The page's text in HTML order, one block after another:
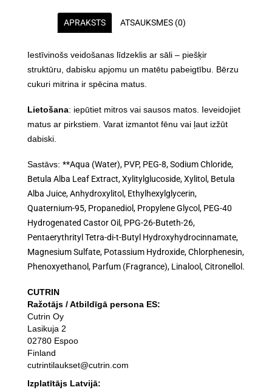
APRAKSTS ATSAUKSMES (0)
Iestīvinošs veidošanas līdzeklis ar sāli – piešķir
struktūru, dabisku apjomu un matētu pabeigtību. Bērzu
cukuri mitrina ir spēcina matus.
Lietošana: iepūtiet mitros vai sausos matos. Ieveidojiet
matus ar pirkstiem. Varat izmantot fēnu vai ļaut izžūt
dabiski.
Sastāvs: **Aqua (Water), PVP, PEG-8, Sodium Chloride,
Betula Alba Leaf Extract, Xylitylglucoside, Xylitol, Betula
Alba Juice, Anhydroxylitol, Ethylhexylglycerin,
Quaternium-95, Propanediol, Propylene Glycol, PEG-40
Hydrogenated Castor Oil, PPG-26-Buteth-26,
Pentaerythrityl Tetra-di-t-Butyl Hydroxyhydrocinnamate,
Magnesium Sulfate, Potassium Hydroxide, Chlorphenesin,
Phenoxyethanol, Parfum (Fragrance), Linalool, Citronellol.
CUTRIN
Ražotājs / Atbildīgā persona ES:
Cutrin Oy
Lasikuja 2
02780 Espoo
Finland
cutrintilaukset@cutrin.com
Izplatītājs Latvijā: